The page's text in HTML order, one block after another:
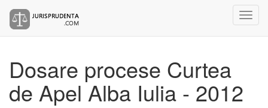
Dosare procese Curtea
de Apel Alba Iulia - 2012